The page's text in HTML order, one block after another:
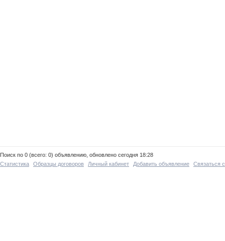
Поиск по 0 (всего: 0) объявлению, обновлено сегодня 18:28
Статистика
Образцы договоров Личный кабинет Добавить объявление Связаться